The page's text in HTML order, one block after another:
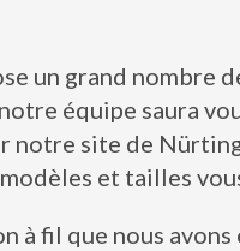
un grand nombre
équipe saura
site de
et tailles
fil que nous